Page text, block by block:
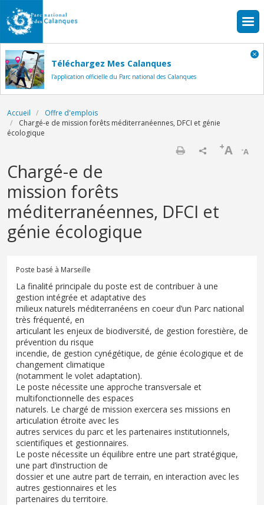
Aller au contenu principal
Téléchargez Mes Calanques
l'application officielle du Parc national des Calanques
Fil d'Ariane
Accueil
Offre d'emplois
Chargé-e de mission forêts méditerranéennes, DFCI et génie
écologique
-A
+A
Chargé-e de
mission forêts
méditerranéennes, DFCI et
génie écologique
Poste basé à Marseille
La finalité principale du poste est de contribuer à une
gestion intégrée et adaptative des
milieux naturels méditerranéens en coeur d’un Parc national
très fréquenté, en
articulant les enjeux de biodiversité, de gestion forestière, de
prévention du risque
incendie, de gestion cynégétique, de génie écologique et de
changement climatique
(notamment le volet adaptation).
Le poste nécessite une approche transversale et
multifonctionnelle des espaces
naturels. Le chargé de mission exercera ses missions en
articulation étroite avec les
autres services du parc et les partenaires institutionnels,
scientifiques et gestionnaires.
Le poste nécessite un équilibre entre une part stratégique,
une part d’instruction de
dossier et une autre part de terrain, en interaction avec les
autres gestionnaires et les
partenaires du territoire.